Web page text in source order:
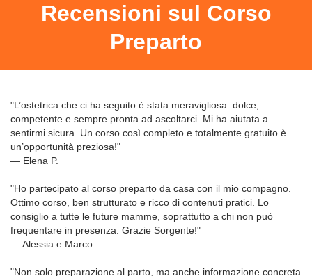
Recensioni sul Corso
Preparto
"L’ostetrica che ci ha seguito è stata meravigliosa: dolce,
competente e sempre pronta ad ascoltarci. Mi ha aiutata a
sentirmi sicura. Un corso così completo e totalmente gratuito è
un’opportunità preziosa!"
— Elena P.
"Ho partecipato al corso preparto da casa con il mio compagno.
Ottimo corso, ben strutturato e ricco di contenuti pratici. Lo
consiglio a tutte le future mamme, soprattutto a chi non può
frequentare in presenza. Grazie Sorgente!"
— Alessia e Marco
"Non solo preparazione al parto, ma anche informazione concreta